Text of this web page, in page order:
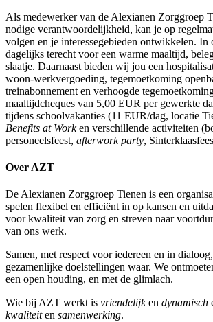
Als medewerker van de Alexianen Zorggroep
nodige verantwoordelijkheid, kan je op
volgen en je interessegebieden ontwikkelen. In
dagelijks terecht voor een warme maaltijd,
slaatje. Daarnaast bieden wij jou een
woon-werkvergoeding, tegemoetkoming
treinabonnement en verhoogde
maaltijdcheques van 5,00 EUR per gewerkte
tijdens schoolvakanties (11 EUR/dag, locatie
Benefits at Worken verschillende activiteiten
personeelsfeest, afterwork party,
Over AZT
De Alexianen Zorggroep Tienen is een
spelen flexibel en efficiënt in op kansen en
voor kwaliteit van zorg en streven naar
van ons werk.
Samen, met respect voor iedereen en in
gezamenlijke doelstellingen waar. We
een open houding, en met de glimlach.
Wie bij AZT werkt is vriendelijken dynamisch
kwaliteiten samenwerking.